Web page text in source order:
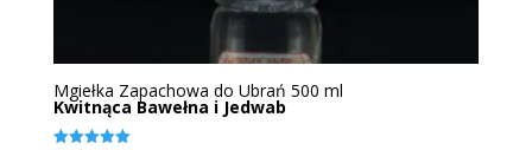
Mgiełka Zapachowa do Ubrań 500 ml
Kwitnąca Bawełna i Jedwab